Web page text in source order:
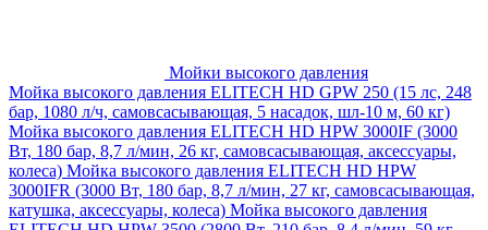
Мойки высокого давления
Мойка высокого давления ELITECH HD GPW 250 (15 лс, 248
бар, 1080 л/ч, самовсасывающая, 5 насадок, шл-10 м, 60 кг)
Мойка высокого давления ELITECH HD HPW 3000IF (3000
Вт, 180 бар, 8,7 л/мин, 26 кг, самовсасывающая, аксессуары,
колеса) Мойка высокого давления ELITECH HD HPW
3000IFR (3000 Вт, 180 бар, 8,7 л/мин, 27 кг, самовсасывающая,
катушка, аксессуары, колеса) Мойка высокого давления